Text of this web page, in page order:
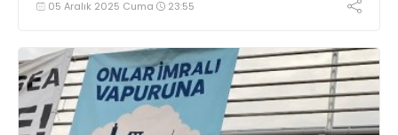
05 Aralık 2025 Cuma 23:55